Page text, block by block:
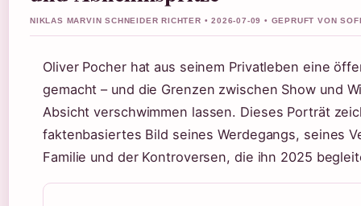
NIKLAS MARVIN SCHNEIDER RICHTER • 2026-07-09 • GEPRUFT VON
Oliver Pocher hat aus seinem Privatleben eine
gemacht – und die Grenzen zwischen Show und
Absicht verschwimmen lassen. Dieses Porträt
faktenbasiertes Bild seines Werdegangs, seines
Familie und der Kontroversen, die ihn 2025